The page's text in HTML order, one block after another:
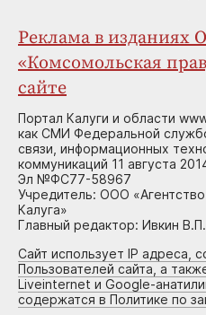
Реклама в изданиях
«Комсомольская
сайте
Портал Калуги и области
как СМИ Федеральной
связи, информационных
коммуникаций 11 августа
Эл №ФС77-58967
Учредитель: ООО
Калуга»
Главный редактор: Ивкин В.П.
Сайт использует IP адреса,
Пользователей сайта, а
Liveinternet и Google-
содержатся в Политике по